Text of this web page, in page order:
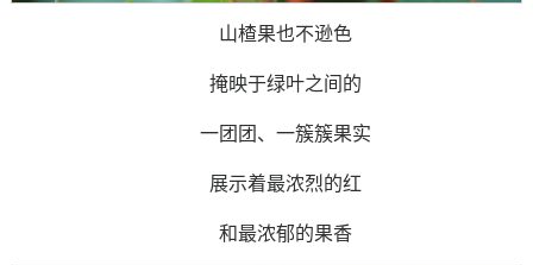
山楂果也不逊色
掩映于绿叶之间的
一团团、一簇簇果实
展示着最浓烈的红
和最浓郁的果香